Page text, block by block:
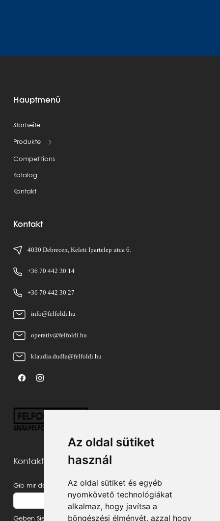
Az oldal sütiket
használ
Az oldal sütiket és egyéb
nyomkövető technológiákat
alkalmaz, hogy javítsa a
böngészési élményét, azzal hogy
Hauptmenü
Startseite
Produkte
Competitions
Katalog
Kontakt
Kontakt
4030 Debrecen, Keleti Ipartelep utca 6.
+36 70 442 30 14
+36 70 442 30 27
info@felfoldi.hu
operativ@felfoldi.hu
klaudia.dudla@felfoldi.hu
Kontaktieren Sie uns
Gib mir deinen Namen
Geben Sie Ihre E-Mail-Adresse ein